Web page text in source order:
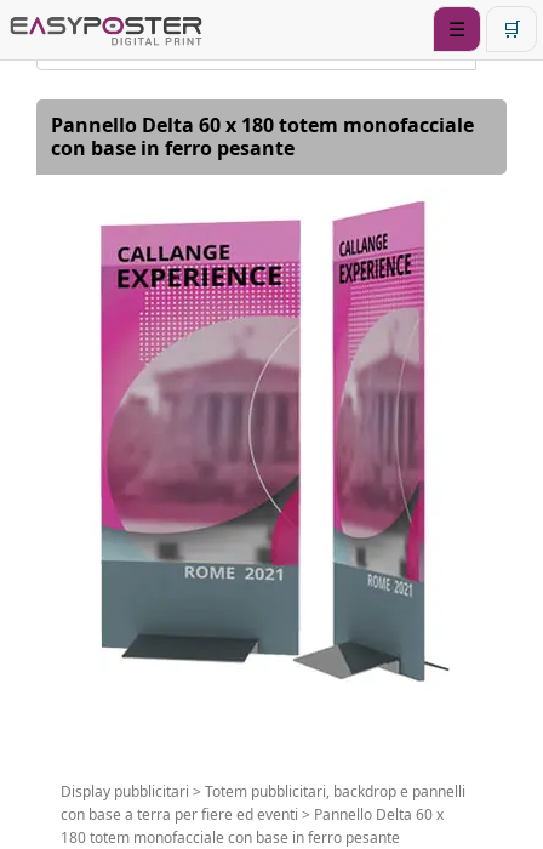
☰ 🛒
Pannello Delta 60 x 180 totem monofacciale
con base in ferro pesante
Display pubblicitari > Totem pubblicitari, backdrop e pannelli
con base a terra per fiere ed eventi > Pannello Delta 60 x
180 totem monofacciale con base in ferro pesante